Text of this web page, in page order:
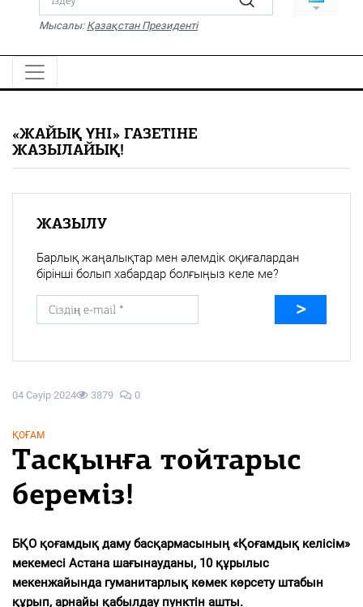
Спорт
Жалын
PDF
«Жайық үні» — 33 жыл
Каталог
Мысалы: Қазақстан Президенті
04 Сәуір 2024 3879 0
ҚОҒАМ
Тасқынға тойтарыс
береміз!
БҚО қоғамдық даму басқармасының «Қоғамдық келісім»
мекемесі Астана шағынауданы, 10 құрылыс
мекенжайында гуманитарлық көмек көрсету штабын
құрып, арнайы қабылдау пунктін ашты.
«ЖАЙЫҚ ҮНІ» ГАЗЕТІНЕ
ЖАЗЫЛАЙЫҚ!
ЖАЗЫЛУ
Барлық жаңалықтар мен әлемдік оқиғалардан
бірінші болып хабардар болғыңыз келе ме?